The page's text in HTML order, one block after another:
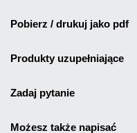
pobierz / drukuj jako pdf
produkty uzupełniające
zadaj pytanie
możesz także napisać